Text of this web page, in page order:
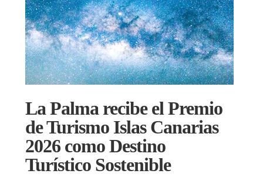
La Palma recibe el Premio
de Turismo Islas Canarias
2026 como Destino
Turístico Sostenible